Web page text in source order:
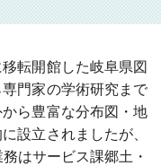
転開館した岐阜県図
門家の学術研究まで
ら豊富な分布図・地
設立されましたが、
はサービス課郷土・